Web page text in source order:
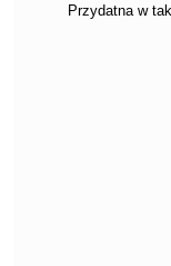
Przydatna w